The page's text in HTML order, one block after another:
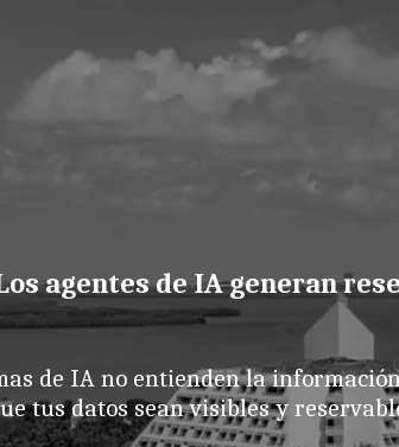
agentes de IA generan
de IA no entienden la
tus datos sean visibles y